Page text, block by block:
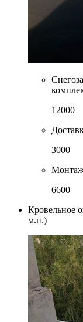
12000
3000
6600
Кровельное
м.п.)